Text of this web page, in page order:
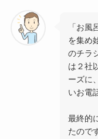
「お
を集め
のチラ
は２社
ーズに
いお電
最終的
たので